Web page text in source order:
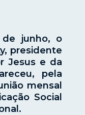
de junho, o
presidente
Jesus e da
pela
mensal
Social